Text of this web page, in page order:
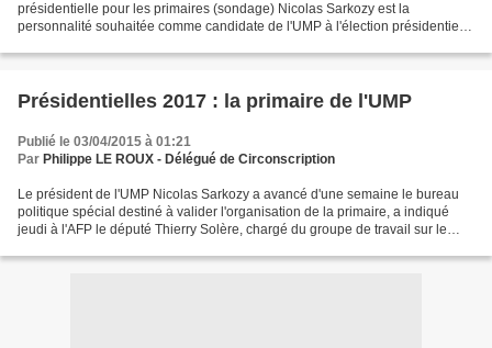
présidentielle pour les primaires (sondage) Nicolas Sarkozy est la
personnalité souhaitée comme candidate de l'UMP à l'élection présidentielle
Présidentielles 2017 : la primaire de l'UMP
Publié le 03/04/2015 à 01:21
Par Philippe LE ROUX - Délégué de Circonscription
Le président de l'UMP Nicolas Sarkozy a avancé d'une semaine le bureau
politique spécial destiné à valider l'organisation de la primaire, a indiqué
jeudi à l'AFP le député Thierry Solère, chargé du groupe de travail sur le